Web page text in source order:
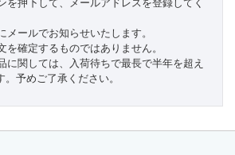
を押下して、メールアドレスを登録してく
メールでお知らせいたします。
を確定するものではありません。
に関しては、入荷待ちで最長で半年を超え
予めご了承ください。